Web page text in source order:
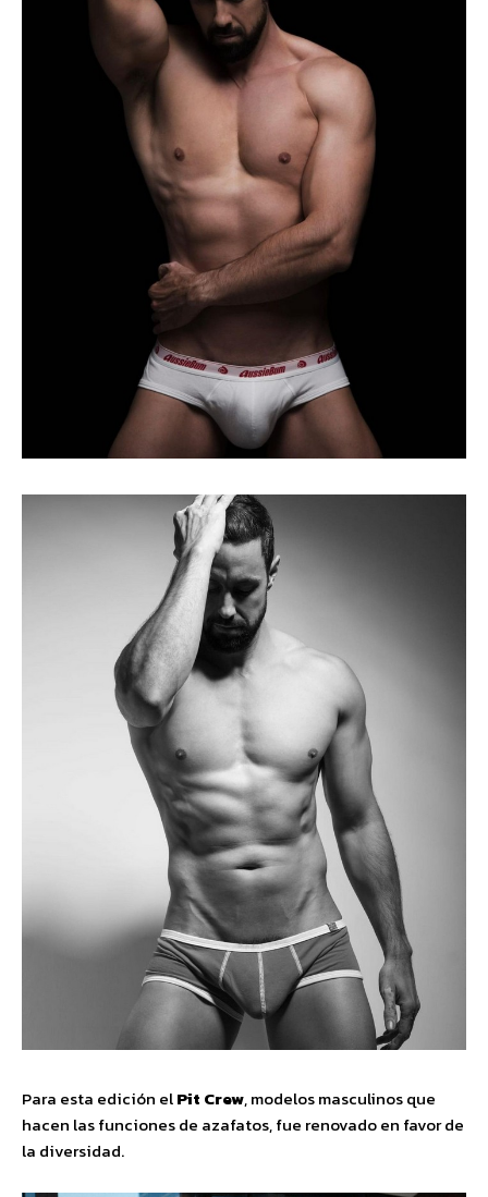
Para esta edición elPit Crew, modelos masculinos que
hacen las funciones de azafatos, fue renovado en favor de
la diversidad.